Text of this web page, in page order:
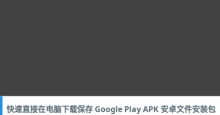
快速直接在电脑下载保存 Google Play APK 安卓文件安装包